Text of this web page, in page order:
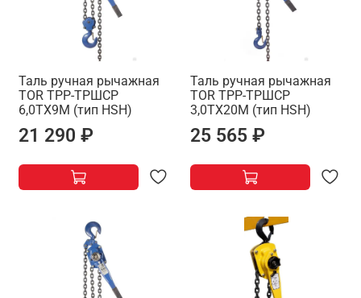
Таль ручная рычажная
TOR ТРР-ТРШСР
6,0ТХ9М (тип HSH)
21 290 ₽
Таль ручная рычажная
TOR ТРР-ТРШСР
3,0ТХ20М (тип HSH)
25 565 ₽